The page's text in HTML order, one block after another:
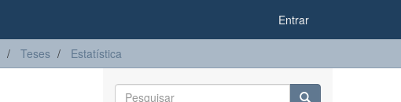
Entrar
Teses Estatística